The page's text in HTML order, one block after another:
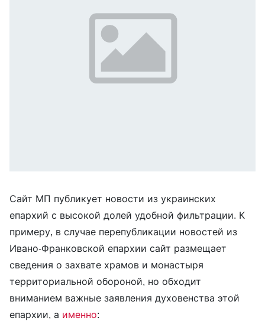
Сайт МП публикует новости из украинских
епархий с высокой долей удобной фильтрации. К
примеру, в случае перепубликации новостей из
Ивано-Франковской епархии сайт размещает
сведения о захвате храмов и монастыря
территориальной обороной, но обходит
вниманием важные заявления духовенства этой
епархии, а именно: